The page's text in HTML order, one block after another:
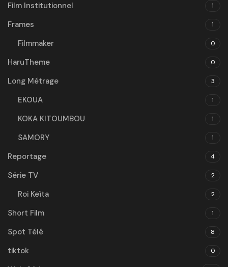
Film Institutionnel 1
Frames 1
Filmmaker 0
HaruTheme 0
Long Métrage 3
EKOUA 1
KOKA KITOUMBOU 1
SAMORY 1
Reportage 4
Série TV 2
Roi Keïta 2
Short Film 1
Spot Télé 8
tiktok 0